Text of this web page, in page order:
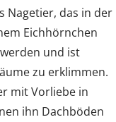
Nagetier, das in der
Eichhörnchen
und ist
zu erklimmen.
mit Vorliebe in
ihn Dachböden